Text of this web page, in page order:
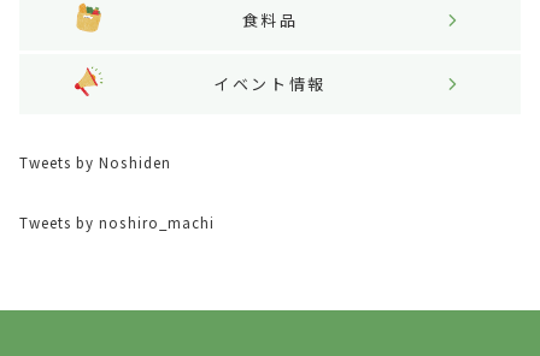
食料品
イベント情報
Tweets by Noshiden
Tweets by noshiro_machi